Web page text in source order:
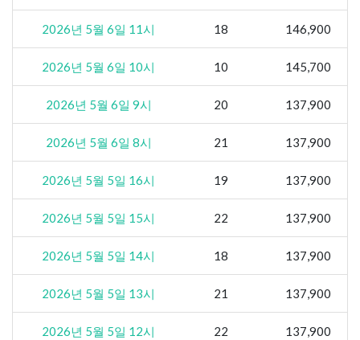
2026년 5월 6일 11시 18 146,900
2026년 5월 6일 10시 10 145,700
2026년 5월 6일 9시 20 137,900
2026년 5월 6일 8시 21 137,900
2026년 5월 5일 16시 19 137,900
2026년 5월 5일 15시 22 137,900
2026년 5월 5일 14시 18 137,900
2026년 5월 5일 13시 21 137,900
2026년 5월 5일 12시 22 137,900